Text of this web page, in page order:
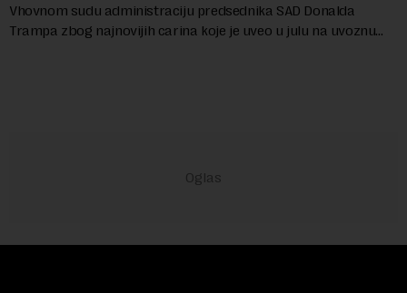
Vhovnom sudu administraciju predsednika SAD Donalda
Trampa zbog najnovijih carina koje je uveo u julu na uvoznu